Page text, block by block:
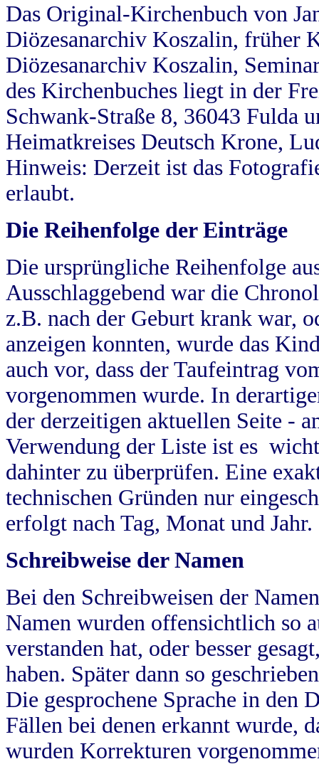
Das Original-Kirchenbuch von
Diözesanarchiv Koszalin, früher
Diözesanarchiv Koszalin,
des Kirchenbuches liegt in der
Schwank-Straße 8, 36043 Fulda
Heimatkreises Deutsch Krone,
Hinweis: Derzeit ist das
erlaubt.
Die Reihenfolge der Einträge
Die ursprüngliche Reihenfolge
Ausschlaggebend war die
z.B. nach der Geburt krank war,
anzeigen konnten, wurde das
auch vor, dass der Taufeintrag
vorgenommen wurde. In
der derzeitigen aktuellen Seite -
Verwendung der Liste ist es
dahinter zu überprüfen. Eine
technischen Gründen nur
erfolgt nach Tag, Monat und Jahr.
Schreibweise der Namen
Bei den Schreibweisen der
Namen wurden offensichtlich so
verstanden hat, oder besser
haben. Später dann so
Die gesprochene Sprache in
Fällen bei denen erkannt wurde,
wurden Korrekturen